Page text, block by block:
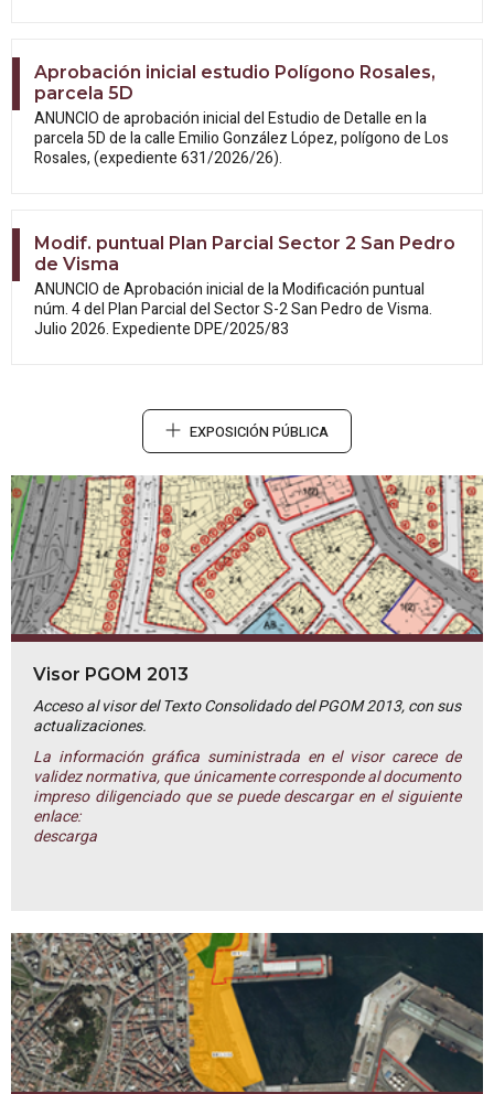
Aprobación inicial estudio Polígono Rosales,
parcela 5D
ANUNCIO de aprobación inicial del Estudiode Detalle en la
parcela 5D de la calle Emilio González López, polígono de Los
Rosales, (expediente 631/2026/26).
Modif. puntual Plan Parcial Sector 2 San Pedro
de Visma
ANUNCIO de Aprobación inicial de laModificación puntual
núm. 4 del Plan Parcial del Sector S-2 San Pedro de Visma.
Julio 2026. Expediente DPE/2025/83
EXPOSICIÓN PÚBLICA
Visor PGOM 2013
Acceso al visor del Texto Consolidado del PGOM 2013, con sus
actualizaciones.
La información gráfica suministrada en el visor carece de
validez normativa, que únicamente corresponde al documento
impreso diligenciado que se puede descargar en el siguiente
enlace:
descarga